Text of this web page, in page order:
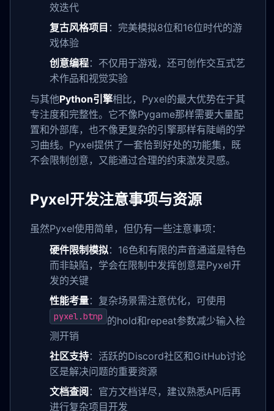
效迭代
复古风格项目 ：完美模拟8位和16位时代的游
戏体验
创意编程：不仅用于游戏，还可创作交互式艺
术作品和视觉实验
与其他Python引擎相比，Pyxel的最大优势在于其
专注度和完整性。它不像Pygame那样需要大量配
置和外部库，也不像更复杂的引擎那样有陡峭的学
习曲线。Pyxel提供了一套恰到好处的功能集，既
不会限制创意，又能通过合理的约束激发灵感。
Pyxel开发注意事项与资源
虽然Pyxel使用简单，但仍有一些注意事项：
硬件限制模拟：16色和有限的声音通道是特色
而非缺陷，学会在限制中发挥创意是Pyxel开
发的关键
性能考量：复杂场景需注意优化，可使用
pyxel.btnp 的hold和repeat参数减少输入检
测开销
社区支持：活跃的Discord社区和GitHub讨论
区是解决问题的重要资源
文档查阅 ：官方文档详尽，建议熟悉API后再
进行复杂项目开发